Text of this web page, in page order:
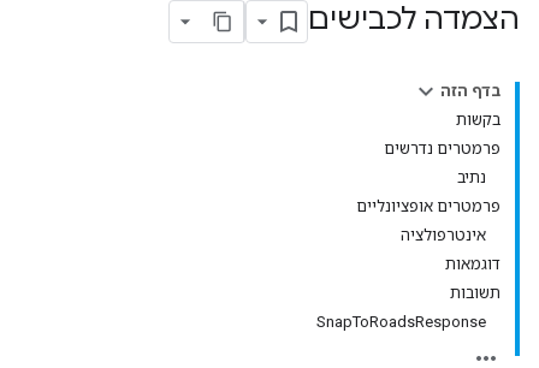
הצמדה לכבישים
בדף הזה
בקשות
פרמטרים נדרשים
נתיב
פרמטרים אופציונליים
אינטרפולציה
דוגמאות
תשובות
SnapToRoadsResponse